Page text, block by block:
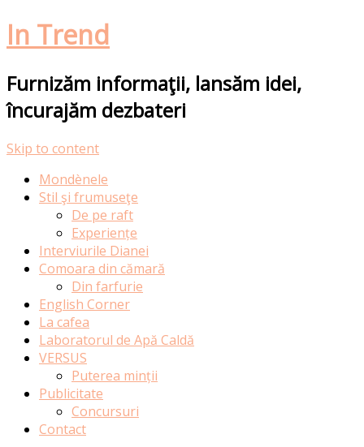
In Trend
Furnizăm informaţii, lansăm idei,
încurajăm dezbateri
Skip to content
Mondènele
Stil şi frumuseţe
De pe raft
Experiențe
Interviurile Dianei
Comoara din cămară
Din farfurie
English Corner
La cafea
Laboratorul de Apă Caldă
VERSUS
Puterea minții
Publicitate
Concursuri
Contact